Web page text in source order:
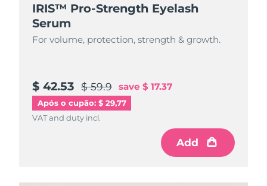
IRIS™ Pro-Strength Eyelash
Serum
For volume, protection, strength & growth.
$ 42.53 $ 59.9 save $ 17.37
Após o cupão: $ 29,77
VAT and duty incl.
Add